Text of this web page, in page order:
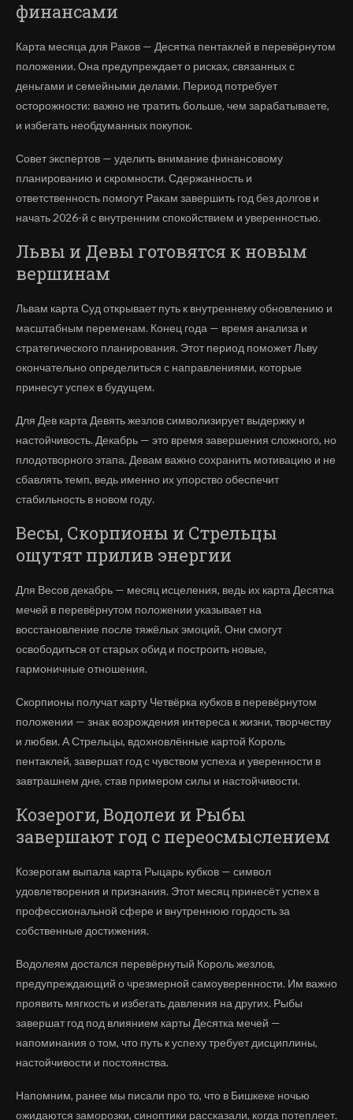
финансами
Карта месяца для Раков — Десятка пентаклей в перевёрнутом
положении. Она предупреждает о рисках, связанных с
деньгами и семейными делами. Период потребует
осторожности: важно не тратить больше, чем зарабатываете,
и избегать необдуманных покупок.
Совет экспертов — уделить внимание финансовому
планированию и скромности. Сдержанность и
ответственность помогут Ракам завершить год без долгов и
начать 2026-й с внутренним спокойствием и уверенностью.
Львы и Девы готовятся к новым
вершинам
Львам карта Суд открывает путь к внутреннему обновлению и
масштабным переменам. Конец года — время анализа и
стратегического планирования. Этот период поможет Льву
окончательно определиться с направлениями, которые
принесут успех в будущем.
Для Дев карта Девять жезлов символизирует выдержку и
настойчивость. Декабрь — это время завершения сложного, но
плодотворного этапа. Девам важно сохранить мотивацию и не
сбавлять темп, ведь именно их упорство обеспечит
стабильность в новом году.
Весы, Скорпионы и Стрельцы
ощутят прилив энергии
Для Весов декабрь — месяц исцеления, ведь их карта Десятка
мечей в перевёрнутом положении указывает на
восстановление после тяжёлых эмоций. Они смогут
освободиться от старых обид и построить новые,
гармоничные отношения.
Скорпионы получат карту Четвёрка кубков в перевёрнутом
положении — знак возрождения интереса к жизни, творчеству
и любви. А Стрельцы, вдохновлённые картой Король
пентаклей, завершат год с чувством успеха и уверенности в
завтрашнем дне, став примером силы и настойчивости.
Козероги, Водолеи и Рыбы
завершают год с переосмыслением
Козерогам выпала карта Рыцарь кубков — символ
удовлетворения и признания. Этот месяц принесёт успех в
профессиональной сфере и внутреннюю гордость за
собственные достижения.
Водолеям достался перевёрнутый Король жезлов,
предупреждающий о чрезмерной самоуверенности. Им важно
проявить мягкость и избегать давления на других. Рыбы
завершат год под влиянием карты Десятка мечей —
напоминания о том, что путь к успеху требует дисциплины,
настойчивости и постоянства.
Напомним, ранее мы писали про то, что в Бишкеке ночью
ожидаются заморозки, синоптики рассказали, когда потеплеет.